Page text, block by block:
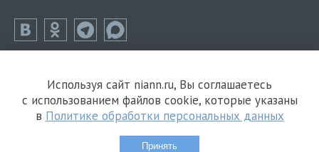
Используя сайт niann.ru, Вы соглашаетесь
с использованием файлов cookie, которые указаны
в Политике обработки персональных данных
Принять